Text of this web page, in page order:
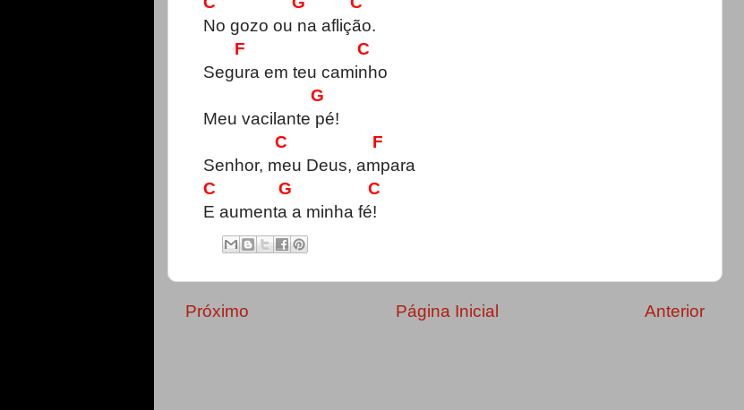
No gozo ou na aflição.
F C
Segura em teu caminho
G
Meu vacilante pé!
C F
Senhor, meu Deus, ampara
C G C
E aumenta a minha fé!
Próximo Anterior
Página Inicial